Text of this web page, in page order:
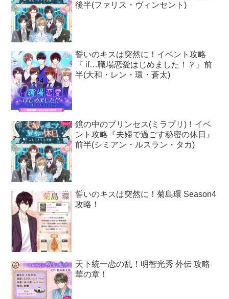
後半(ファリス・ヴィンセント)
誓いのキスは突然に！イベント攻略
『 if…職場恋愛はじめました！？』前
半(大和・レン・環・蒼太)
鏡の中のプリンセス(ミラプリ)！イベ
ント攻略『夫婦で過ごす秘密の休日』
前半(シミアン・ルスラン・タカ)
誓いのキスは突然に！菊島環 Season4
攻略！
天下統一恋の乱！明智光秀 外伝 攻略
華の章！